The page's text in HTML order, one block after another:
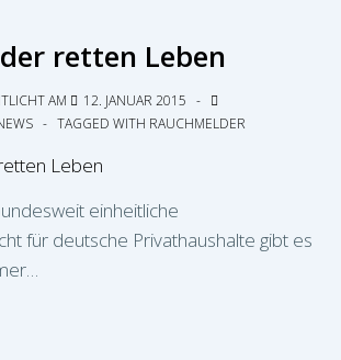
retten Leben
AM
12. JANUAR 2015
TAGGED WITH RAUCHMELDER
einheitliche
für deutsche Privathaushalte gibt es